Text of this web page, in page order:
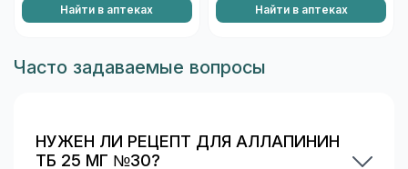
Найти в аптеках Найти в аптеках
Часто задаваемые вопросы
НУЖЕН ЛИ РЕЦЕПТ ДЛЯ АЛЛАПИНИН
ТБ 25 МГ №30?